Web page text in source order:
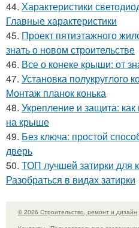
44. Характеристики
Главные характеристики
45. Проект пятиэтажного
знать о новом строительстве
46. Все о конеке крыши: от
47. Установка полукруглого
Монтаж планок конька
48. Укрепление и защита:
на крыше
49. Без ключа: простой
дверь
50. ТОП лучшей затирки для
Разобраться в видах затирки
© 2026 Строительство, ремонт и дизайн